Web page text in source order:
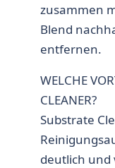
zusammen
Blend
entfernen.
WELCHE
CLEANER?
Substrate
deutlich und